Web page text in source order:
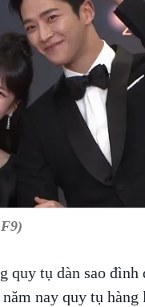
quy tụ dàn sao đình
nay quy tụ hàng